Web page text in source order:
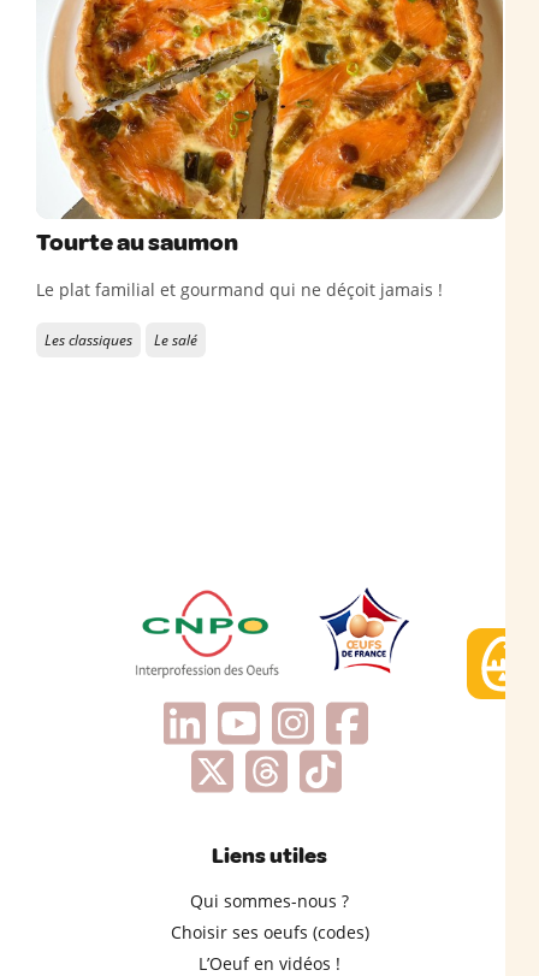
Tourte au saumon
Le plat familial et gourmand qui ne déçoit jamais !
Les classiques Le salé
Liens utiles
Qui sommes-nous ?
Choisir ses oeufs (codes)
L’Oeuf en vidéos !